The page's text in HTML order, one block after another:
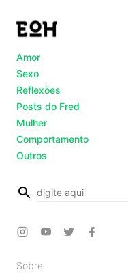
Amor
Sexo
Reflexões
Posts do Fred
Mulher
Comportamento
Outros
busca
Sobre